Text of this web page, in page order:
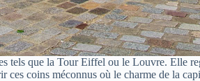
tels que la Tour Eiffel ou le Louvre. Elle
coins méconnus où le charme de la